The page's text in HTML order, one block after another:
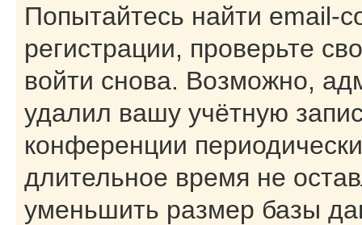
Попытайтесь найти email-
регистрации, проверьте
войти снова. Возможно,
удалил вашу учётную
конференции
длительное время не
уменьшить размер базы